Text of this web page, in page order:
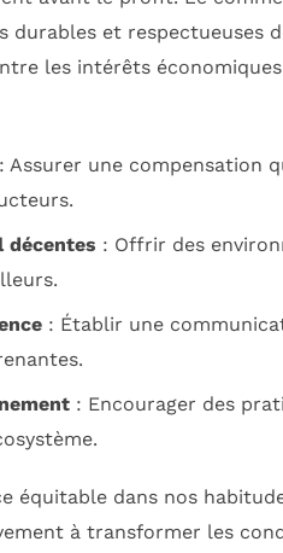
durables et respectueuses
les intérêts
: Assurer une compensation
décentes : Offrir des
: Établir une
: Encourager des
équitable dans nos
à transformer les